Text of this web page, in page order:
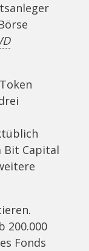
Bit Capital
200.000
Fonds